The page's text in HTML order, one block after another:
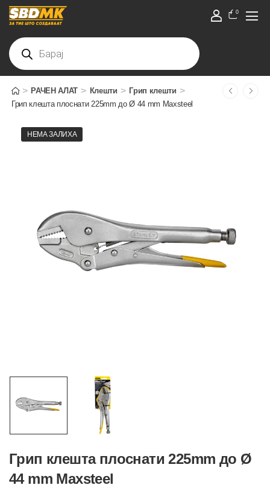
0
> РАЧЕН АЛАТ > Клешти > Грип клешти >
Грип клешта плоснати 225mm до Ø 44 mm Maxsteel
НЕМА ЗАЛИХА
Грип клешта плоснати 225mm до Ø
44 mm Maxsteel